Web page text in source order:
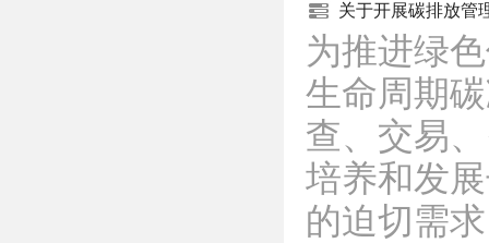
关于开展碳排放管
为推进绿
生命周期
查、交易
培养和发
的迫切需